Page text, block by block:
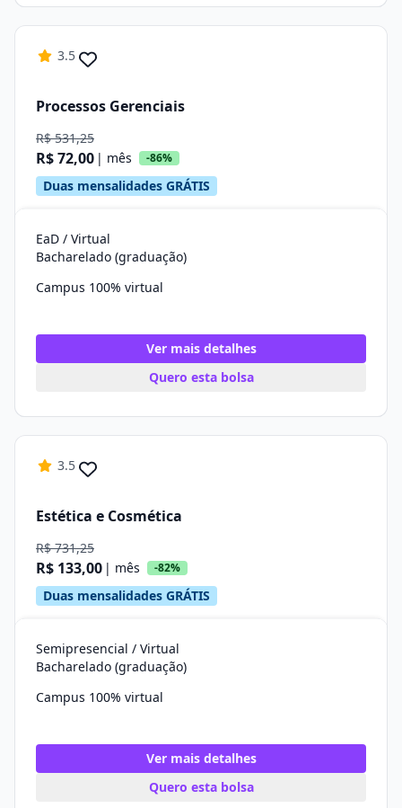
3.5
Processos Gerenciais
R$ 531,25
R$ 72,00 | mês -86%
Duas mensalidades GRÁTIS
EaD / Virtual
Bacharelado (graduação)
Campus 100% virtual
Ver mais detalhes
Quero esta bolsa
3.5
Estética e Cosmética
R$ 731,25
R$ 133,00 | mês -82%
Duas mensalidades GRÁTIS
Semipresencial / Virtual
Bacharelado (graduação)
Campus 100% virtual
Ver mais detalhes
Quero esta bolsa